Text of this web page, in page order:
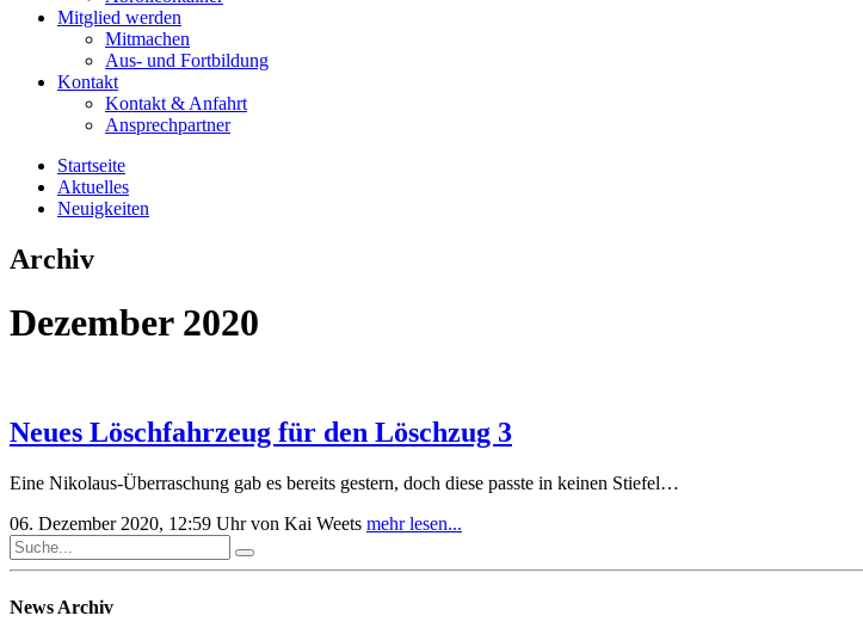
Mitglied werden
Mitmachen
Aus- und Fortbildung
Kontakt
Kontakt & Anfahrt
Ansprechpartner
Startseite
Aktuelles
Neuigkeiten
Archiv
Dezember 2020
Neues Löschfahrzeug für den Löschzug 3
Eine Nikolaus-Überraschung gab es bereits gestern, doch diese passte in keinen Stiefel…
06. Dezember 2020, 12:59 Uhr von Kai Weets mehr lesen...
News Archiv